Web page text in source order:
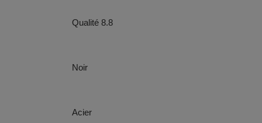
Qualité 8.8
Noir
Acier